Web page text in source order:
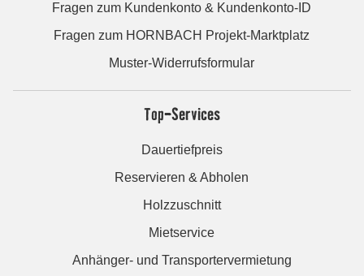
Fragen zum Kundenkonto & Kundenkonto-ID
Fragen zum HORNBACH Projekt-Marktplatz
Muster-Widerrufsformular
Top-Services
Dauertiefpreis
Reservieren & Abholen
Holzzuschnitt
Mietservice
Anhänger- und Transportervermietung